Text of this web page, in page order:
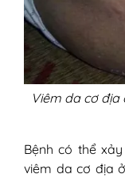
Viêm da cơ
Bệnh có thể
viêm da cơ địa